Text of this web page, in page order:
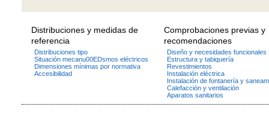
Distribuciones y medidas de
referencia
Distribuciones tipo
Situación mecanu00EDsmos eléctricos
Dimensiones mínimas por normativa
Accesibilidad
Comprobaciones previas y
recomendaciones
Diseño y necesidades funcionales
Estructura y tabiquería
Revestimientos
Instalación eléctrica
Instalación de fontanería y
Calefacción y ventilación
Aparatos sanitarios